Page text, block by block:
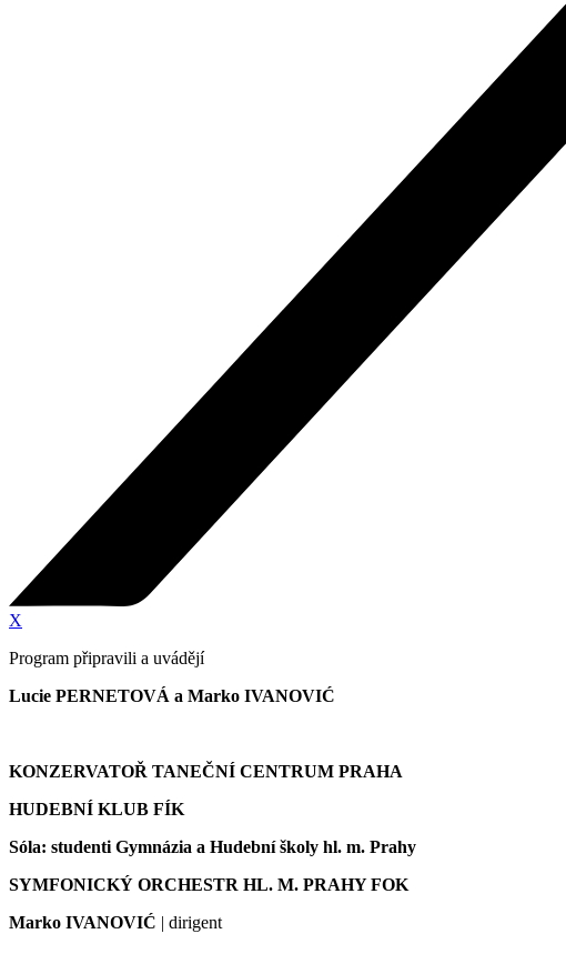
X
Program připravili a uvádějí
Lucie PERNETOVÁ a Marko IVANOVIĆ
KONZERVATOŘ TANEČNÍ CENTRUM PRAHA
HUDEBNÍ KLUB FÍK
Sóla: studenti Gymnázia a Hudební školy hl. m. Prahy
SYMFONICKÝ ORCHESTR HL. M. PRAHY FOK
Marko IVANOVIĆ | dirigent